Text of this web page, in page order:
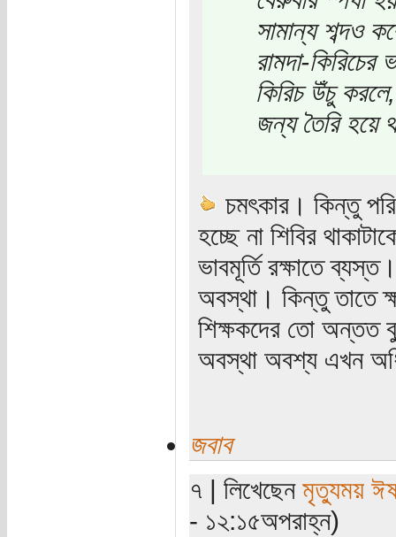
সামান্য শব্দও
রামদা-
কিরিচ উঁচু
জন্য তৈরি হয়ে
চমৎকার। কিন্তু
হচ্ছে না শিবির
ভাবমূর্তি রক্ষাতে
অবস্থা। কিন্তু তাতে
শিক্ষকদের তো অন্তত
অবস্থা অবশ্য এখন
জবাব
৭ | লিখেছেন মৃত্যুময়
- ১২:১৫অপরাহ্ন)